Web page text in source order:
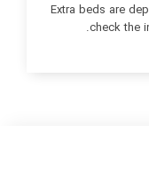
Extra beds are
check the